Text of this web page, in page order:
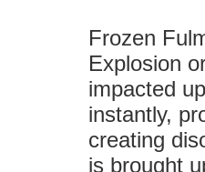
Frozen
Explosion
impacted
instantly,
creating
is brought